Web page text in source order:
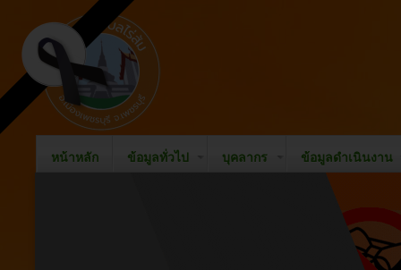
หน้าหลัก ข้อมูลทั่วไป บุคลากร ข้อมูลดำเนินงาน